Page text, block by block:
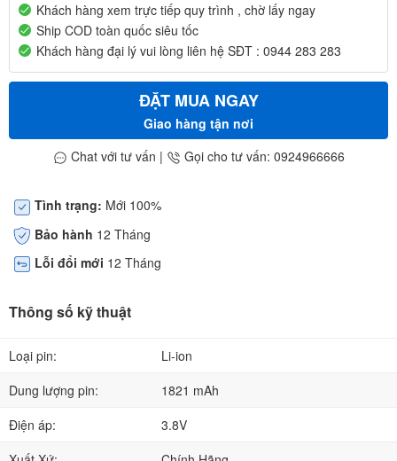
Khách hàng xem trực tiếp quy trình , chờ lấy ngay
Ship COD toàn quốc siêu tốc
Khách hàng đại lý vui lòng liên hệ SĐT : 0944 283 283
ĐẶT MUA NGAY
Giao hàng tận nơi
Chat với tư vấn | Gọi cho tư vấn: 0924966666
Tình trạng: Mới 100%
Bảo hành 12 Tháng
Lỗi đổi mới 12 Tháng
Thông số kỹ thuật
Loại pin:
Li-ion
Dung lượng pin:
1821 mAh
Điện áp:
3.8V